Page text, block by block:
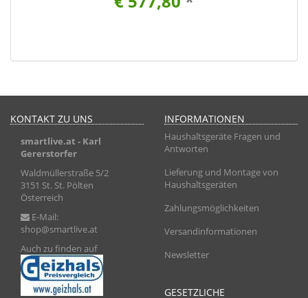
KONTAKT ZU UNS
smartlive.at - Karl
Gererstorfer
Waldmüllerstraße 5/2
3151 St. St. Pölten
Österreich
E-Mail:
shop@smartlive.at
Auch zu finden auf
INFORMATIONEN
Haushaltsgeräte Fragen und
Antworten
Lieferung und Montage von
Haushaltsgeräten
Zahlungsmöglichkeiten
Versandinformationen
Newsletter
GESETZLICHE